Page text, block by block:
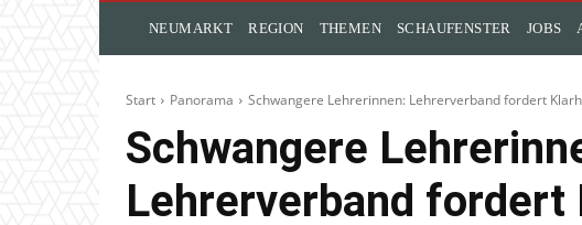
NEUMARKT REGION THEMEN SCHAUFENSTER JOBS
Start Panorama Schwangere Lehrerinnen: Lehrerverband fordert
Schwangere
Lehrerverband fordert